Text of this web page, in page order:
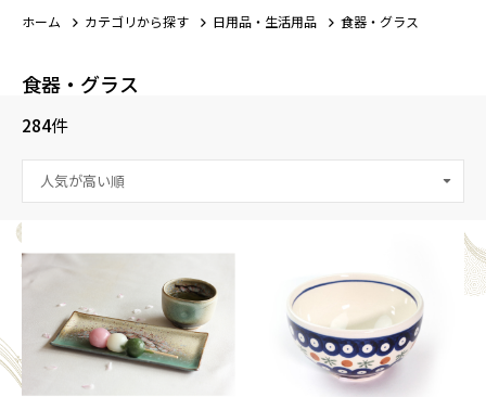
ホーム カテゴリから探す 日用品・生活用品 食器・グラス
食器・グラス
284件